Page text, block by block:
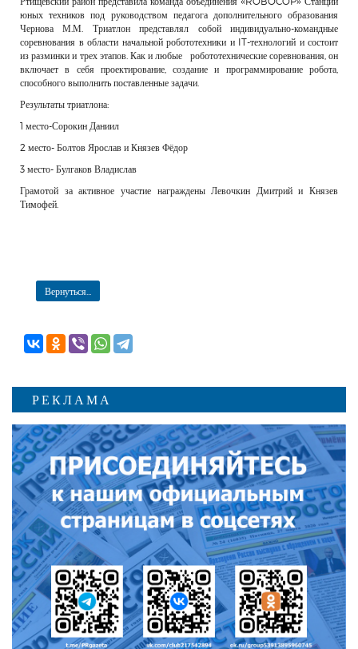
юных техников под руководством педагога дополнительного образования
Чернова М.М. Триатлон представлял собой индивидуально-командные
соревнования в области начальной робототехники и IT-технологий и состоит
из разминки и трех этапов. Как и любые робототехнические соревнования, он
включает в себя проектирование, создание и программирование робота,
способного выполнить поставленные задачи.
Результаты триатлона:
1 место-Сорокин Даниил
2 место- Болтов Ярослав и Князев Фёдор
3 место- Булгаков Владислав
Грамотой за активное участие награждены Левочкин Дмитрий и Князев
Тимофей.
Вернуться...
РЕКЛАМА